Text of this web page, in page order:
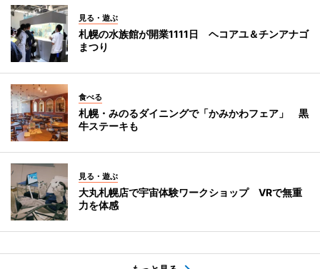
見る・遊ぶ
札幌の水族館が開業1111日 ヘコアユ＆チンアナゴ
まつり
食べる
札幌・みのるダイニングで「かみかわフェア」 黒
牛ステーキも
見る・遊ぶ
大丸札幌店で宇宙体験ワークショップ VRで無重
力を体感